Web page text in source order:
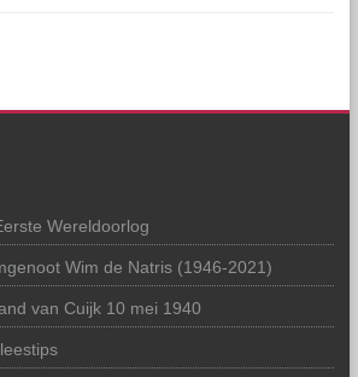
Wereldoorlog
Wim de Natris (1946-2021)
van Cuijk 10 mei 1940